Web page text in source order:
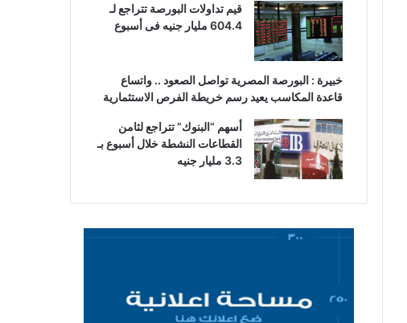
قيم تداولات البورصة تتراجع لـ
604.4 مليار جنيه فى أسبوع
خبيرة : البورصة المصرية تواصل الصعود .. واتساع
قاعدة المكاسب يعيد رسم خريطة الفرص الاستثمارية
أسهم “البنوك” تتراجع لثامن
القطاعات النشطة خلال أسبوع بـ
3.3 مليار جنيه